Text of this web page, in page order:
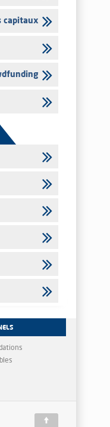
par l'AMMC
des
capitaux